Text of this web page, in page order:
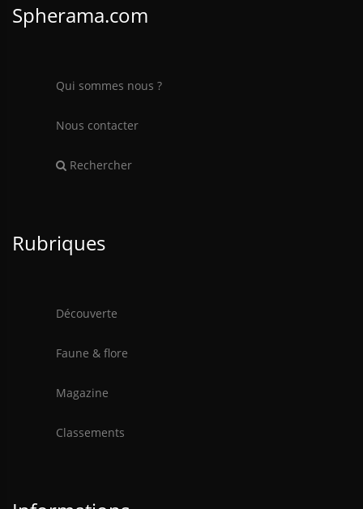
Spherama.com
Qui sommes nous ?
Nous contacter
Rechercher
Rubriques
Découverte
Faune & flore
Magazine
Classements